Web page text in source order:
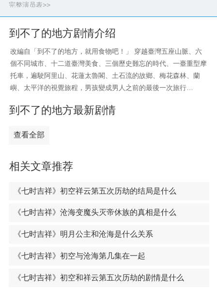
完整演员表>>
到不了的地方剧情介绍
改編自「到不了的地方，就用食物吧！」 穿越臺灣五座山脈、六
個不同城市、十二道臺灣美食、三個歷史難忘的時代、一臺重型摩
托車，遍駛阿里山、花蓮太魯閣、土石流的故鄉、梅花森林、蘭
嶼、太平洋的視覺旅程，男孩變成男人之前的最後一次旅行…
到不了的地方最新剧情
查看全部
相关文章推荐
《七时吉祥》初空祥云第五次历劫的结局是什么
《七时吉祥》沧海变魔头灭帝休族的真相是什么
《七时吉祥》明月公主和沧海是什么关系
《七时吉祥》初空与沧海第几集在一起
《七时吉祥》初空和祥云第五次历劫的剧情是什么